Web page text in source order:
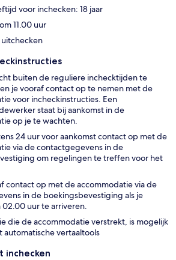
voor inchecken: 18 jaar
11.00 uur
buiten de reguliere inchecktijden te
je vooraf contact op te nemen met de
voor incheckinstructies. Een
staat bij aankomst in de
op je te wachten.
24 uur voor aankomst contact op met de
via de contactgegevens in de
om regelingen te treffen voor het
contact op met de accommodatie via de
in de boekingsbevestiging als je
02.00 uur te arriveren.
die de accommodatie verstrekt, is mogelijk
automatische vertaaltools
inchecken